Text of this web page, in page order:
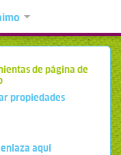
de página de
propiedades
aquí